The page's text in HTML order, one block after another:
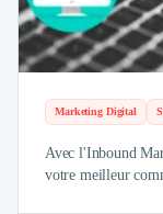
Marketing Digital
Avec l'Inbound
votre meilleur